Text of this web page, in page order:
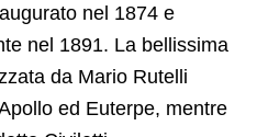
nel 1874 e
nel 1891. La bellissima
da Mario Rutelli
ed Euterpe, mentre